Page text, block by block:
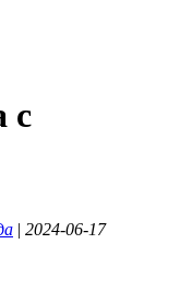
с
| 2024-06-17